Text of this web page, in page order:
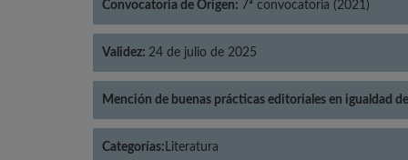
Convocatoria de Origen: 7ª convocatoria (2021)
Validez: 24 de julio de 2025
Mención de buenas prácticas editoriales en igualdad
Categorías: Literatura